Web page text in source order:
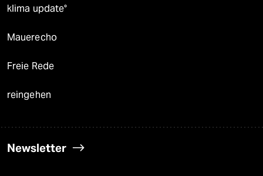
klima update°
Mauerecho
Freie Rede
reingehen
Newsletter